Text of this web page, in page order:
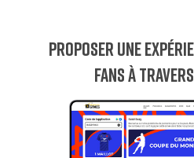
Proposer une
fans à